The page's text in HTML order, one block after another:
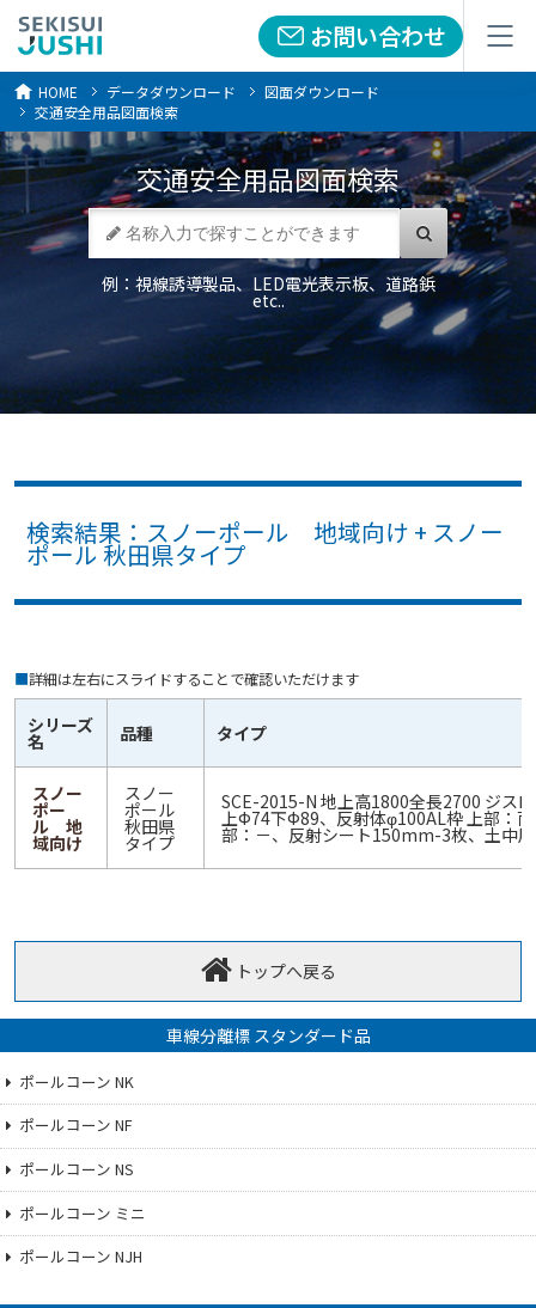
お問い合わせ
メニュー お問い合わせ
メニュー
HOME データダウンロード
図面ダウンロード
交通安全用品図面検索
交通安全用品図面検索
例：視線誘導製品、LED電光表示板、道路鋲
etc..
検索結果：スノーポール 地域向け + スノー
ポール 秋田県タイプ
■詳細は左右にスライドすることで確認いただけます
シリーズ
名 品種 タイプ
スノー
ポー
ル 地
域向け
スノー
ポール
秋田県
タイプ
SCE-2015-N 地上高1800全長2700 ジス
上Ф74下Ф89、反射体φ100AL枠 上部：
部：－、反射シート150mm-3枚、土中用
トップへ戻る
車線分離標 スタンダード品
ポールコーン NK
ポールコーン NF
ポールコーン NS
ポールコーン ミニ
ポールコーン NJH